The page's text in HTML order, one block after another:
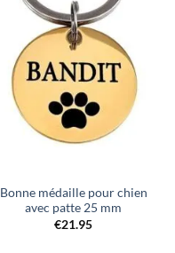
Ajouter
souhaits
Bonne médaille pour chien
avec patte 25 mm
€21.95